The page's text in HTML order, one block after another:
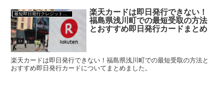
最短即日発行クレジットカード
楽天カードは即日発行できない！
福島県浅川町での最短受取の方法
とおすすめ即日発行カードまとめ
楽天カードは即日発行できない！福島県浅川町での最短受取の方法と
おすすめ即日発行カードについてまとめました。